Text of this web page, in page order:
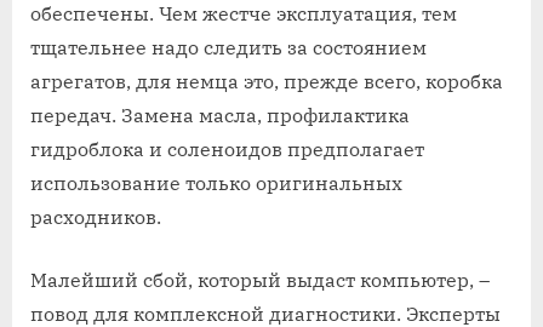
обеспечены. Чем жестче эксплуатация, тем
тщательнее надо следить за состоянием
агрегатов, для немца это, прежде всего, коробка
передач. Замена масла, профилактика
гидроблока и соленоидов предполагает
использование только оригинальных
расходников.
Малейший сбой, который выдаст компьютер, –
повод для комплексной диагностики. Эксперты